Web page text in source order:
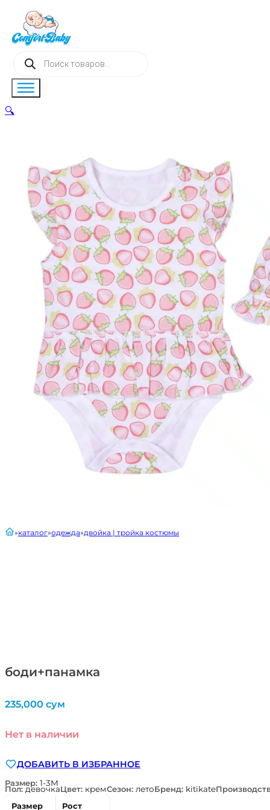
Поиск
товаров
боди+панамка
главнаякаталог одежда двойка | тройка костюмы
235,000 сум
Нет в наличии
ДОБАВИТЬ В ИЗБРАННОЕ
Размер: 1-3М
Пол:девочкаЦвет: кремСезон: летоБренд: kitikate
Размер
Рост
🔍